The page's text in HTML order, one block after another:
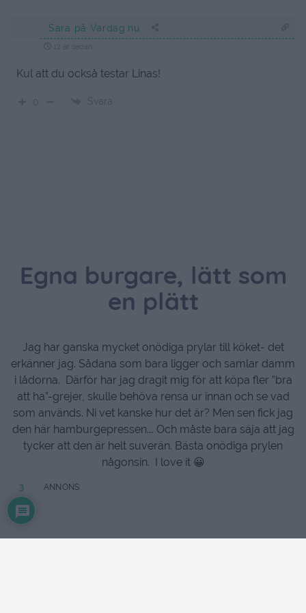
Sara på Vardag.nu
12 år sedan
Kul att du också testar Linas!
Svara
Egna burgare, lätt som
en plätt
Jag har ganska mycket onödiga prylar till köket- det
erkänner jag. Sådana som bara ligger och samlar damm
i lådorna. Därför har jag dragit mig för att köpa fler ”bra
att ha”-grejer, skulle behöva rensa ur innan och se vad
som används. Ni vet kanske hur det är? Men sen fick jag
den här hamburgepressen…. Och måste bara säja att jag
tycker att den är helt suverän. Bästa onödiga prylen
någonsin. I love it 😀
3